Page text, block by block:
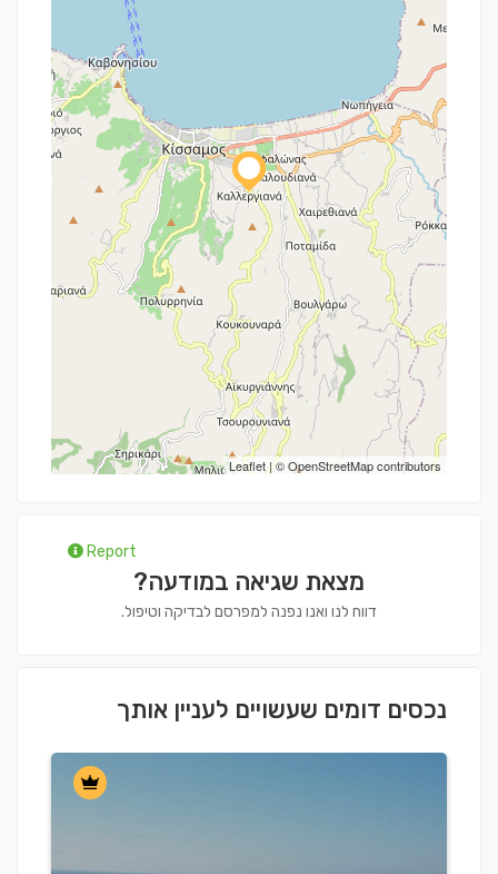
Leaflet| ©OpenStreetMapcontributors
Report
מצאת שגיאה במודעה?
דווח לנו ואנו נפנה למפרסם לבדיקה וטיפול.
נכסים דומים שעשויים לעניין אותך